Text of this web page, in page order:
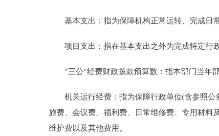
基本支出：指为保障机构正常运转、完成日
项目支出：指在基本支出之外为完成特定行
"三公"经费财政拨款预算数：指本部门当年部
机关运行经费：指为保障行政单位(含参照公
旅费、会议费、福利费、日常维修费、专用材料
维护费以及其他费用。